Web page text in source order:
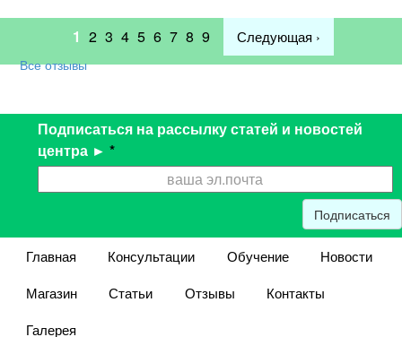
1 2 3 4 5 6 7 8 9 Следующая ›
Все отзывы
Подписаться на рассылку статей и новостей
центра ► *
Подписаться
Главная Консультации Обучение
Новости
Магазин
Статьи Отзывы
Контакты
Галерея